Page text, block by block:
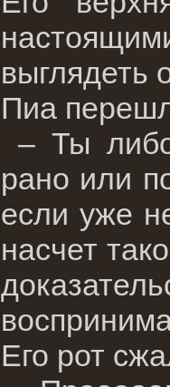
выглядеть
Пиа
– Ты
рано или
если уже
насчет
Его рот